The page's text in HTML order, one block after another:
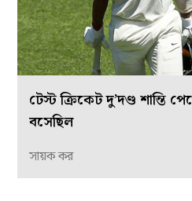
টেস্ট ক্রিকেট দু’দণ্ড শান্তি
বসেছিল
সায়ক কর